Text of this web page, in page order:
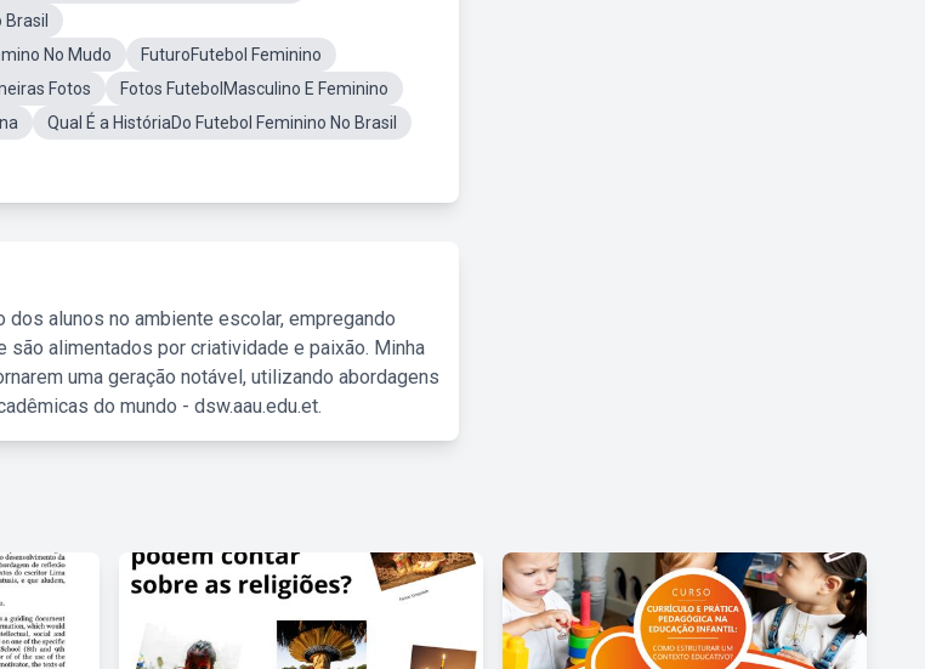
No Mudo
FuturoFutebol Feminino
Fotos
Fotos FutebolMasculino E Feminino
Qual É a HistóriaDo Futebol Feminino No Brasil
alunos no ambiente escolar, empregando
alimentados por criatividade e paixão. Minha
uma geração notável, utilizando abordagens
do mundo - dsw.aau.edu.et.